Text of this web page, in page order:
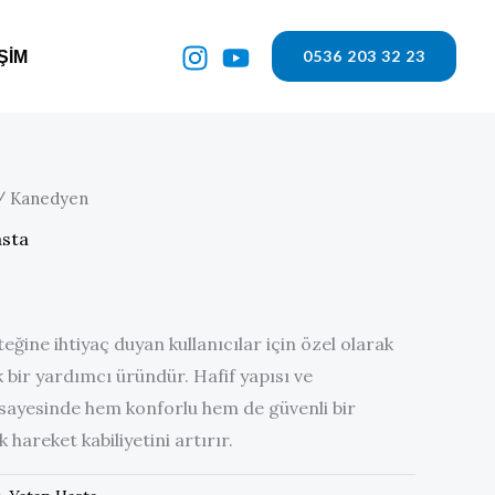
0536 203 32 23
Kanedyen
ihtiyaç duyan kullanıcılar için özel olarak
yardımcı üründür. Hafif yapısı ve
hem konforlu hem de güvenli bir
hareket kabiliyetini artırır.